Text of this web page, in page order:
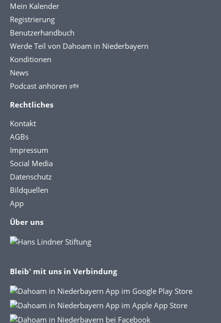
Mein Kalender
Registrierung
Benutzerhandbuch
Werde Teil von Dahoam in Niederbayern
Konditionen
News
Podcast anhören 🕬
Rechtliches
Kontakt
AGBs
Impressum
Social Media
Datenschutz
Bildquellen
App
Über uns
Bleib' mit uns in Verbindung